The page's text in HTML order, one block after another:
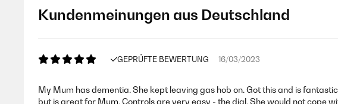
Kundenmeinungen aus Deutschland
GEPRÜFTE BEWERTUNG 16/03/2023
My Mum has dementia. She kept leaving gas hob on. Got this and is
but is great for Mum. Controls are very easy - the dial. She would not cope